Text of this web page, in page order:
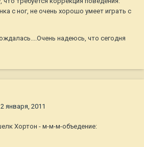
с ног, не очень хорошо умеет играть с
надеюсь, что сегодня
января, 2011
Хортон - м-м-м-объедение: